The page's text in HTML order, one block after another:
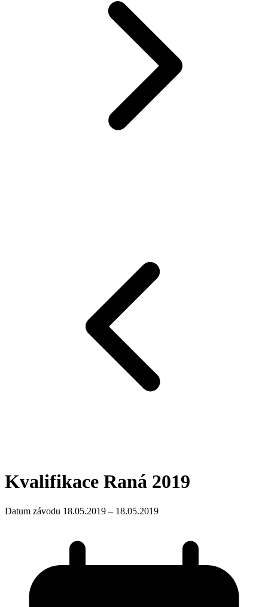
Kvalifikace Raná 2019
Datum závodu 18.05.2019 – 18.05.2019